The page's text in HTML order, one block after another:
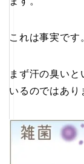
これは事実です
まず汗の臭い
いるのではあり